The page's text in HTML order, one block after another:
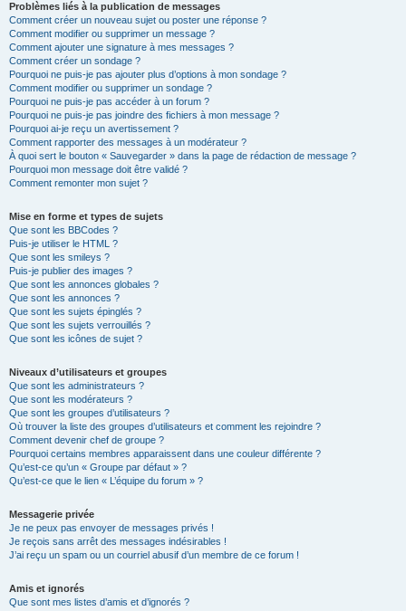
Problèmes liés à la publication de messages
Comment créer un nouveau sujet ou poster une réponse ?
Comment modifier ou supprimer un message ?
Comment ajouter une signature à mes messages ?
Comment créer un sondage ?
Pourquoi ne puis-je pas ajouter plus d’options à mon sondage ?
Comment modifier ou supprimer un sondage ?
Pourquoi ne puis-je pas accéder à un forum ?
Pourquoi ne puis-je pas joindre des fichiers à mon message ?
Pourquoi ai-je reçu un avertissement ?
Comment rapporter des messages à un modérateur ?
À quoi sert le bouton « Sauvegarder » dans la page de rédaction de message ?
Pourquoi mon message doit être validé ?
Comment remonter mon sujet ?
Mise en forme et types de sujets
Que sont les BBCodes ?
Puis-je utiliser le HTML ?
Que sont les smileys ?
Puis-je publier des images ?
Que sont les annonces globales ?
Que sont les annonces ?
Que sont les sujets épinglés ?
Que sont les sujets verrouillés ?
Que sont les icônes de sujet ?
Niveaux d’utilisateurs et groupes
Que sont les administrateurs ?
Que sont les modérateurs ?
Que sont les groupes d’utilisateurs ?
Où trouver la liste des groupes d’utilisateurs et comment les rejoindre ?
Comment devenir chef de groupe ?
Pourquoi certains membres apparaissent dans une couleur différente ?
Qu’est-ce qu’un « Groupe par défaut » ?
Qu’est-ce que le lien « L’équipe du forum » ?
Messagerie privée
Je ne peux pas envoyer de messages privés !
Je reçois sans arrêt des messages indésirables !
J’ai reçu un spam ou un courriel abusif d’un membre de ce forum !
Amis et ignorés
Que sont mes listes d’amis et d’ignorés ?